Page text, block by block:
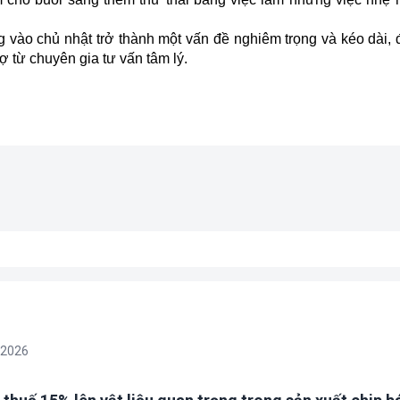
chủ nhật trở thành một vấn đề nghiêm trọng và kéo dài,
từ chuyên gia tư vấn tâm lý.